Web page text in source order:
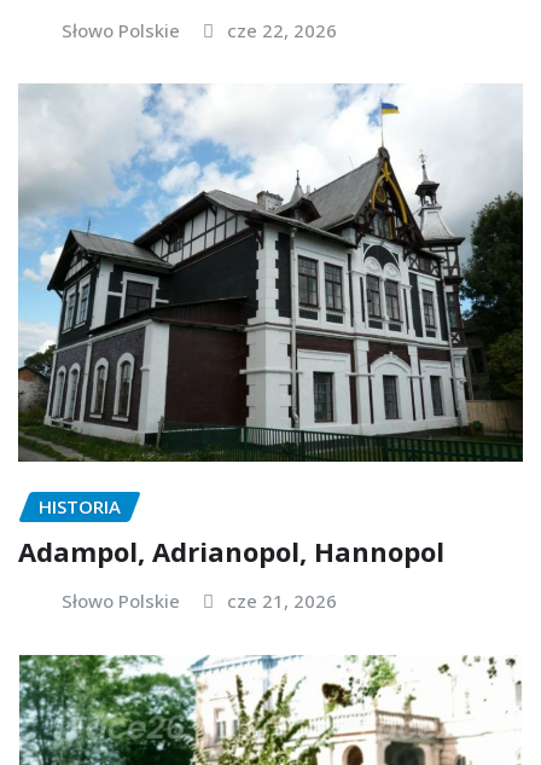
Słowo Polskie cze 22, 2026
HISTORIA
Adampol, Adrianopol, Hannopol
Słowo Polskie cze 21, 2026